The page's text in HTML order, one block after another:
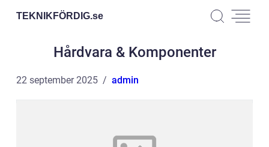
TEKNIKFÖRDIG.se
Hårdvara & Komponenter
22 september 2025 admin